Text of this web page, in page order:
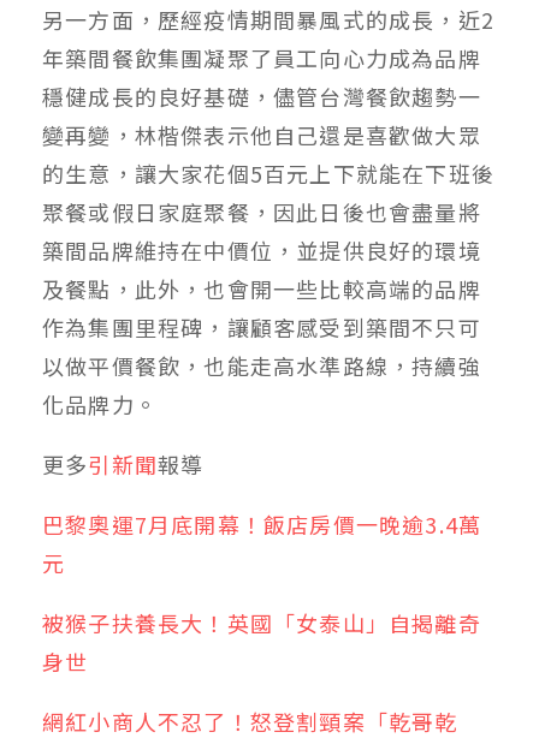
另一方面，歷經疫情期間暴風式的成長，近2
年築間餐飲集團凝聚了員工向心力成為品牌
穩健成長的良好基礎，儘管台灣餐飲趨勢一
變再變，林楷傑表示他自己還是喜歡做大眾
的生意，讓大家花個5百元上下就能在下班後
聚餐或假日家庭聚餐，因此日後也會盡量將
築間品牌維持在中價位，並提供良好的環境
及餐點，此外，也會開一些比較高端的品牌
作為集團里程碑，讓顧客感受到築間不只可
以做平價餐飲，也能走高水準路線，持續強
化品牌力。
更多引新聞報導
巴黎奧運7月底開幕！飯店房價一晚逾3.4萬
元
被猴子扶養長大！英國「女泰山」自揭離奇
身世
網紅小商人不忍了！怒登割頸案「乾哥乾